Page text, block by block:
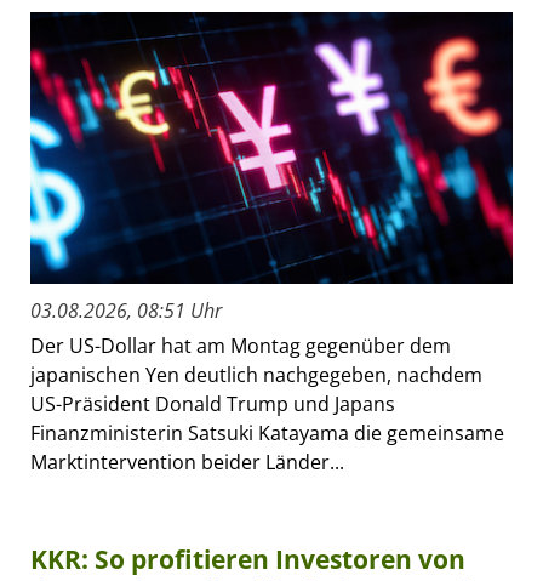
03.08.2026, 08:51 Uhr
Der US-Dollar hat am Montag gegenüber dem
japanischen Yen deutlich nachgegeben, nachdem
US-Präsident Donald Trump und Japans
Finanzministerin Satsuki Katayama die gemeinsame
Marktintervention beider Länder...
KKR: So profitieren Investoren von